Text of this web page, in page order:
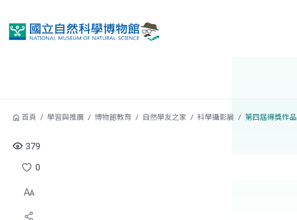
首頁 學習與推廣 博物館教育 自然學友之家 科學攝影展 第四屆得獎作品
379
點
選
喜
0